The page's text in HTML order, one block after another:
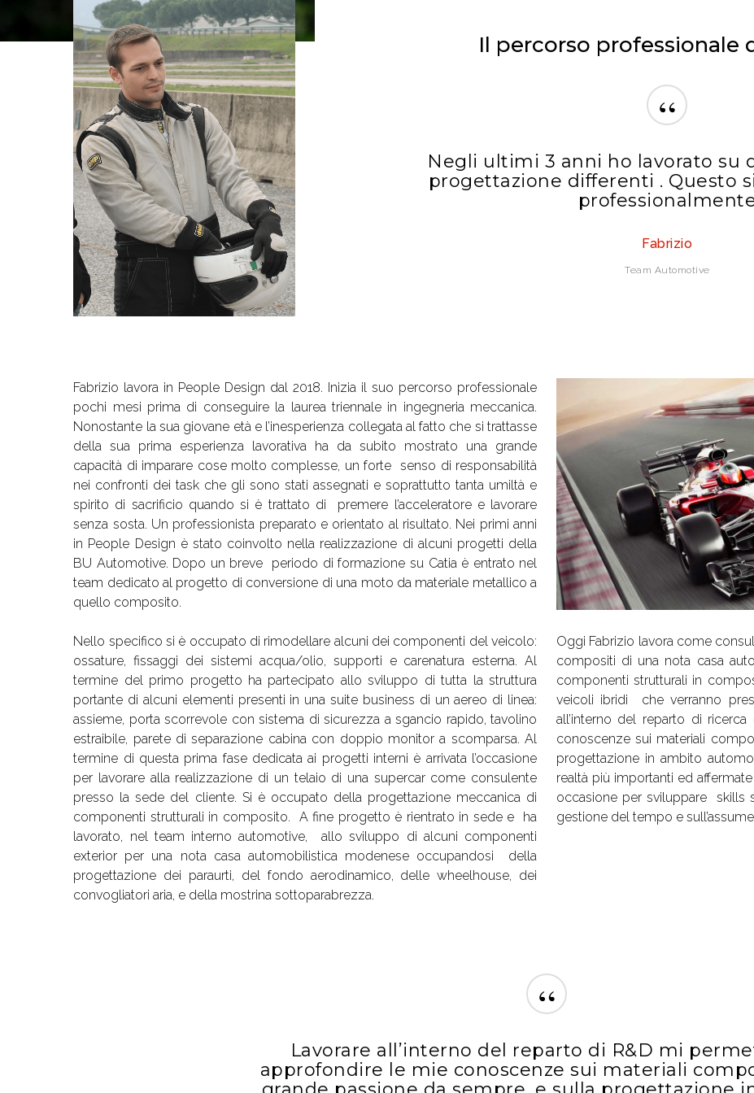
Il percorso professionale
“
Negli ultimi 3 anni ho lavorato su
progettazione differenti . Questo
Fabrizio
Team Automotive
Fabrizio lavora in People Design dal 2018. Inizia il suo percorso professionale
pochi mesi prima di conseguire la laurea triennale in ingegneria meccanica.
Nonostante la sua giovane età e l’inesperienza collegata al fatto che si trattasse
della sua prima esperienza lavorativa ha da subito mostrato una grande
capacità di imparare cose molto complesse, un forte senso di responsabilità
nei confronti dei task che gli sono stati assegnati e soprattutto tanta umiltà e
spirito di sacrificio quando si è trattato di premere l’acceleratore e lavorare
senza sosta. Un professionista preparato e orientato al risultato. Nei primi anni
in People Design è stato coinvolto nella realizzazione di alcuni progetti della
BU Automotive. Dopo un breve periodo di formazione su Catia è entrato nel
team dedicato al progetto di conversione di una moto da materiale metallico a
quello composito.
Nello specifico si è occupato di rimodellare alcuni dei componenti del veicolo:
ossature, fissaggi dei sistemi acqua/olio, supporti e carenatura esterna. Al
termine del primo progetto ha partecipato allo sviluppo di tutta la struttura
portante di alcuni elementi presenti in una suite business di un aereo di linea:
assieme, porta scorrevole con sistema di sicurezza a sgancio rapido, tavolino
estraibile, parete di separazione cabina con doppio monitor a scomparsa. Al
termine di questa prima fase dedicata ai progetti interni è arrivata l’occasione
per lavorare alla realizzazione di un telaio di una supercar come consulente
presso la sede del cliente. Si è occupato della progettazione meccanica di
componenti strutturali in composito. A fine progetto è rientrato in sede e ha
lavorato, nel team interno automotive, allo sviluppo di alcuni componenti
exterior per una nota casa automobilistica modenese occupandosi della
progettazione dei paraurti, del fondo aerodinamico, delle wheelhouse, dei
convogliatori aria, e della mostrina sottoparabrezza.
Oggi Fabrizio lavora come
compositi di una nota casa
componenti strutturali in
veicoli ibridi che verranno
all’interno del reparto di
conoscenze sui materiali
progettazione in ambito
realtà più importanti ed
occasione per sviluppare skills
gestione del tempo e
“
Lavorare all’interno del reparto di R&D mi
approfondire le mie conoscenze sui materiali